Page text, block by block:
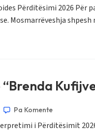
Përditësimi 2026 Për
Mosmarrëveshja
Pa Komente
i Përditësimit